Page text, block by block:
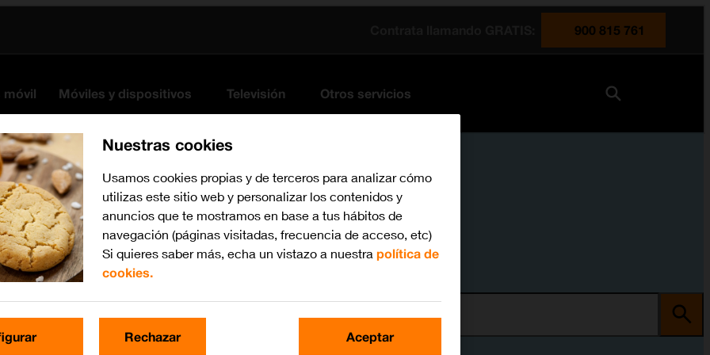
900 815 761
móvil Móviles y dispositivos Televisión Otros servicios
Nuestras cookies
Usamos cookies propias y de terceros para analizar cómo
utilizas este sitio web y personalizar los contenidos y
anuncios que te mostramos en base a tus hábitos de
navegación (páginas visitadas, frecuencia de acceso, etc)
Si quieres saber más, echa un vistazo a nuestra política de
cookies.
Rechazar Aceptar